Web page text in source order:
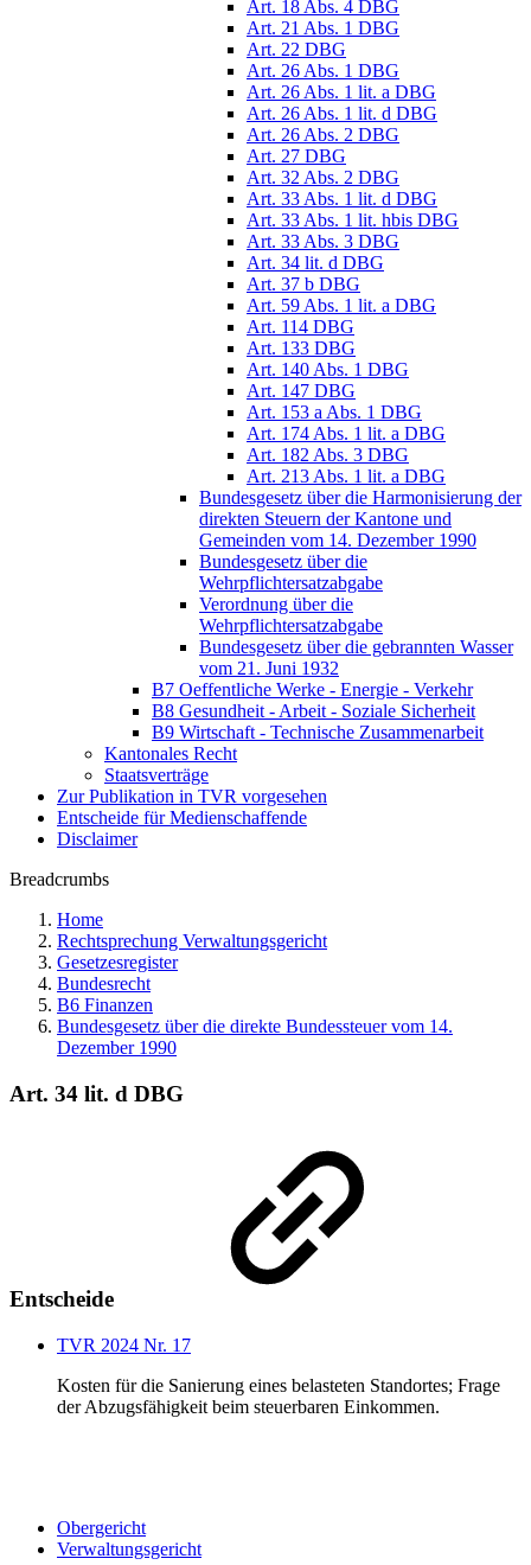
Art. 18 Abs. 4 DBG
Art. 21 Abs. 1 DBG
Art. 22 DBG
Art. 26 Abs. 1 DBG
Art. 26 Abs. 1 lit. a DBG
Art. 26 Abs. 1 lit. d DBG
Art. 26 Abs. 2 DBG
Art. 27 DBG
Art. 32 Abs. 2 DBG
Art. 33 Abs. 1 lit. d DBG
Art. 33 Abs. 1 lit. hbis DBG
Art. 33 Abs. 3 DBG
Art. 34 lit. d DBG
Art. 37 b DBG
Art. 59 Abs. 1 lit. a DBG
Art. 114 DBG
Art. 133 DBG
Art. 140 Abs. 1 DBG
Art. 147 DBG
Art. 153 a Abs. 1 DBG
Art. 174 Abs. 1 lit. a DBG
Art. 182 Abs. 3 DBG
Art. 213 Abs. 1 lit. a DBG
Bundesgesetz über die Harmonisierung der
direkten Steuern der Kantone und
Gemeinden vom 14. Dezember 1990
Bundesgesetz über die
Wehrpflichtersatzabgabe
Verordnung über die
Wehrpflichtersatzabgabe
Bundesgesetz über die gebrannten Wasser
vom 21. Juni 1932
B7 Oeffentliche Werke - Energie - Verkehr
B8 Gesundheit - Arbeit - Soziale Sicherheit
B9 Wirtschaft - Technische Zusammenarbeit
Kantonales Recht
Staatsverträge
Zur Publikation in TVR vorgesehen
Entscheide für Medienschaffende
Disclaimer
Breadcrumbs
Home
Rechtsprechung Verwaltungsgericht
Gesetzesregister
Bundesrecht
B6 Finanzen
Bundesgesetz über die direkte Bundessteuer vom 14.
Dezember 1990
Art. 34 lit. d DBG
Entscheide
TVR 2024 Nr. 17
Kosten für die Sanierung eines belasteten Standortes; Frage
der Abzugsfähigkeit beim steuerbaren Einkommen.
Obergericht
Verwaltungsgericht